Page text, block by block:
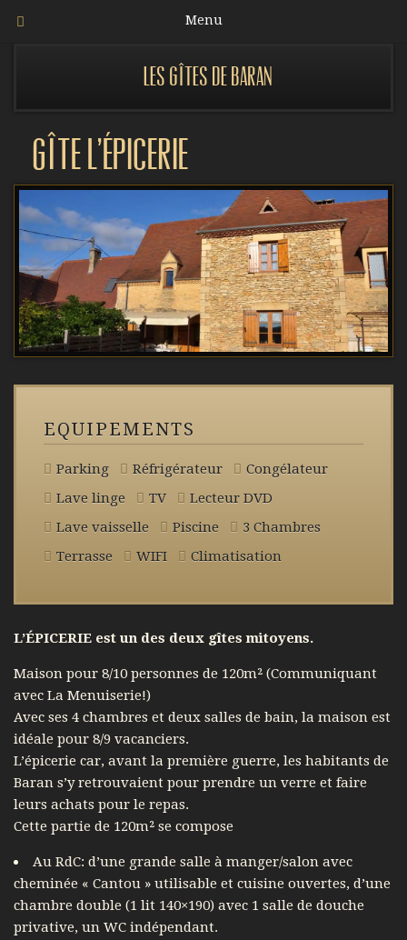
Menu
Les gîtes de Baran
Gîte l’Épicerie
EQUIPEMENTS
Parking Réfrigérateur
Congélateur
Lave linge
TV
Lecteur DVD
Lave vaisselle
Piscine
3 Chambres
Terrasse
WIFI Climatisation
L’ÉPICERIE est un des deux gîtes mitoyens.
Maison pour 8/10 personnes de 120m² (Communiquant
avec La Menuiserie!)
Avec ses 4 chambres et deux salles de bain, la maison est
idéale pour 8/9 vacanciers.
L’épicerie car, avant la première guerre, les habitants de
Baran s’y retrouvaient pour prendre un verre et faire
leurs achats pour le repas.
Cette partie de 120m² se compose
Au RdC: d’une grande salle à manger/salon avec
cheminée « Cantou » utilisable et cuisine ouvertes, d’une
chambre double (1 lit 140×190) avec 1 salle de douche
privative, un WC indépendant.